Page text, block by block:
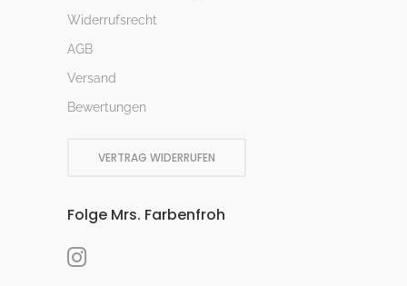
Widerrufsrecht
AGB
Versand
Bewertungen
VERTRAG WIDERRUFEN
Folge Mrs. Farbenfroh